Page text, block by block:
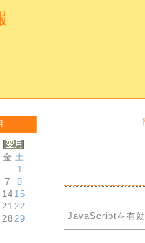
金 土
1
7
8
14 15
21 22
28 29
JavaScriptを有